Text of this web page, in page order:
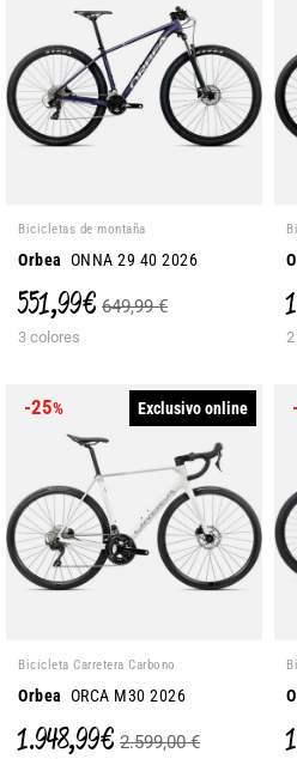
Bicicletas de montaña
Orbea ONNA 29 40 2026
551,99 € 649,99 €
3 colores
-25% Exclusivo online
Bicicleta Carretera Carbono
Orbea ORCA M30 2026
1.948,99 € 2.599,00 €